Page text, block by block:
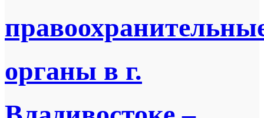
органы в г.